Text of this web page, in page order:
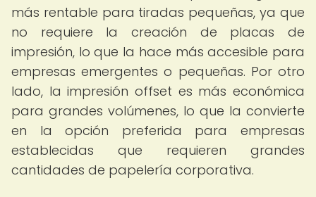
más rentable para tiradas pequeñas, ya que
no requiere la creación de placas de
impresión, lo que la hace más accesible para
empresas emergentes o pequeñas. Por otro
lado, la impresión offset es más económica
para grandes volúmenes, lo que la convierte
en la opción preferida para empresas
establecidas que requieren grandes
cantidades de papelería corporativa.